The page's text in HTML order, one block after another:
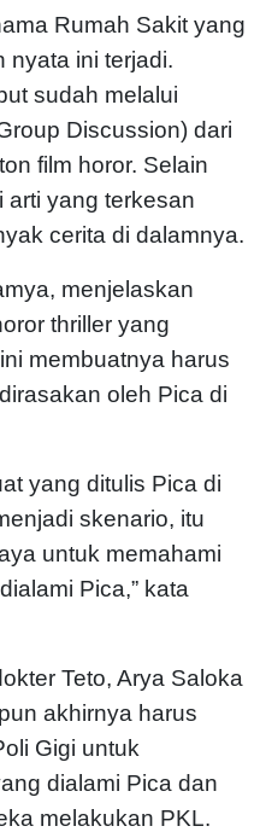
Rumah Sakit yang
nyata ini terjadi.
sudah melalui
Discussion) dari
film horor. Selain
arti yang terkesan
cerita di dalamnya.
menjelaskan
thriller yang
membuatnya harus
oleh Pica di
yang ditulis Pica di
skenario, itu
untuk memahami
Pica,” kata
Teto, Arya Saloka
akhirnya harus
Gigi untuk
dialami Pica dan
melakukan PKL.